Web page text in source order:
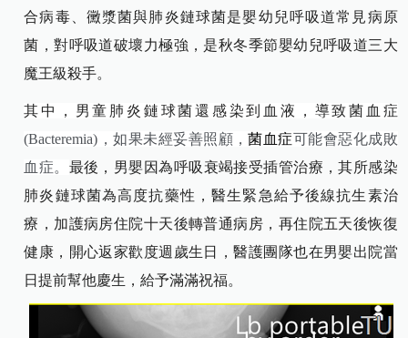
合病毒、黴漿菌與肺炎鏈球菌是嬰幼兒呼吸道常見病原
菌，對呼吸道破壞力極強，是秋冬季節嬰幼兒呼吸道三大
魔王級殺手。
其中，男童肺炎鏈球菌還感染到血液，導致菌血症
(Bacteremia) ，如果未經妥善照顧，菌血症可能會惡化成敗
血症。 最後，男嬰因為呼吸衰竭接受插管治療，其所感染
肺炎鏈球菌為高度抗藥性，醫生緊急給予後線抗生素治
療，加護病房住院十天後轉普通病房，再住院五天後恢復
健康，開心返家歡度週歲生日，醫護團隊也在男嬰出院當
日提前幫他慶生，給予滿滿祝福。